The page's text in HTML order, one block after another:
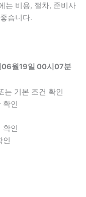
는 비용, 절차, 준비사
습니다.
06월19일 00시07분
는 기본 조건 확인
확인
확인
인